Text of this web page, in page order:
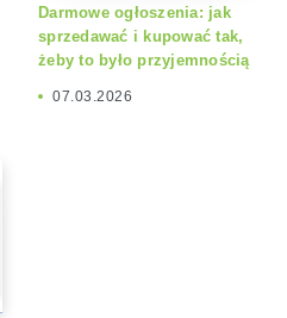
Darmowe ogłoszenia: jak
sprzedawać i kupować tak,
żeby to było przyjemnością
07.03.2026